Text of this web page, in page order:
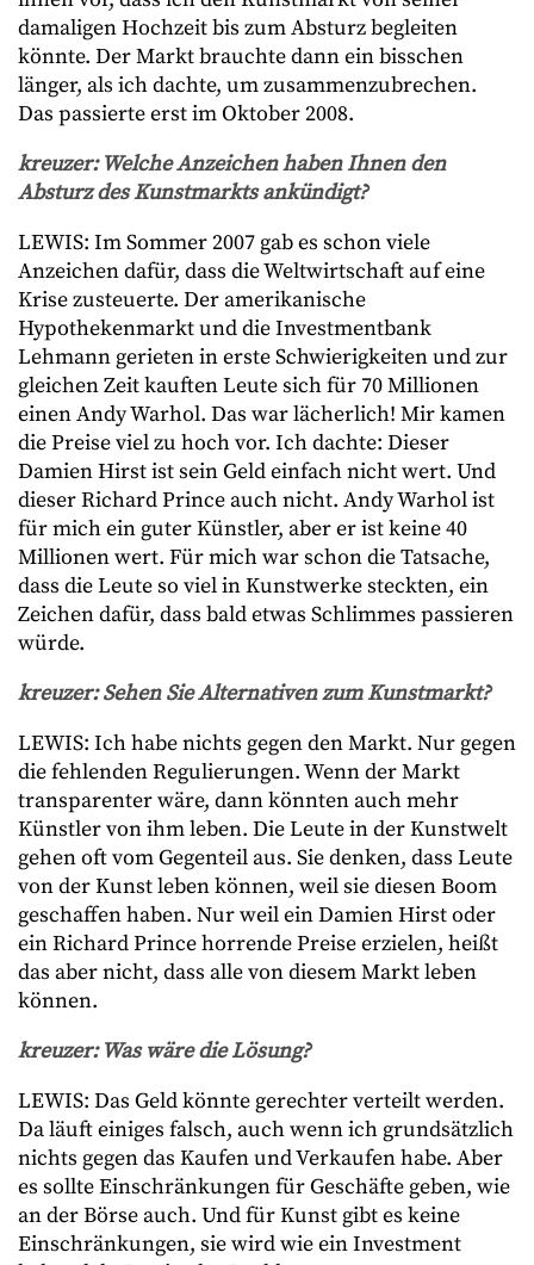
damaligen Hochzeit bis zum Absturz begleiten
könnte. Der Markt brauchte dann ein bisschen
länger, als ich dachte, um zusammenzubrechen.
Das passierte erst im Oktober 2008.
kreuzer: Welche Anzeichen haben Ihnen den
Absturz des Kunstmarkts ankündigt?
LEWIS: Im Sommer 2007 gab es schon viele
Anzeichen dafür, dass die Weltwirtschaft auf eine
Krise zusteuerte. Der amerikanische
Hypothekenmarkt und die Investmentbank
Lehmann gerieten in erste Schwierigkeiten und zur
gleichen Zeit kauften Leute sich für 70 Millionen
einen Andy Warhol. Das war lächerlich! Mir kamen
die Preise viel zu hoch vor. Ich dachte: Dieser
Damien Hirst ist sein Geld einfach nicht wert. Und
dieser Richard Prince auch nicht. Andy Warhol ist
für mich ein guter Künstler, aber er ist keine 40
Millionen wert. Für mich war schon die Tatsache,
dass die Leute so viel in Kunstwerke steckten, ein
Zeichen dafür, dass bald etwas Schlimmes passieren
würde.
kreuzer: Sehen Sie Alternativen zum Kunstmarkt?
LEWIS: Ich habe nichts gegen den Markt. Nur gegen
die fehlenden Regulierungen. Wenn der Markt
transparenter wäre, dann könnten auch mehr
Künstler von ihm leben. Die Leute in der Kunstwelt
gehen oft vom Gegenteil aus. Sie denken, dass Leute
von der Kunst leben können, weil sie diesen Boom
geschaffen haben. Nur weil ein Damien Hirst oder
ein Richard Prince horrende Preise erzielen, heißt
das aber nicht, dass alle von diesem Markt leben
können.
kreuzer: Was wäre die Lösung?
LEWIS: Das Geld könnte gerechter verteilt werden.
Da läuft einiges falsch, auch wenn ich grundsätzlich
nichts gegen das Kaufen und Verkaufen habe. Aber
es sollte Einschränkungen für Geschäfte geben, wie
an der Börse auch. Und für Kunst gibt es keine
Einschränkungen, sie wird wie ein Investment